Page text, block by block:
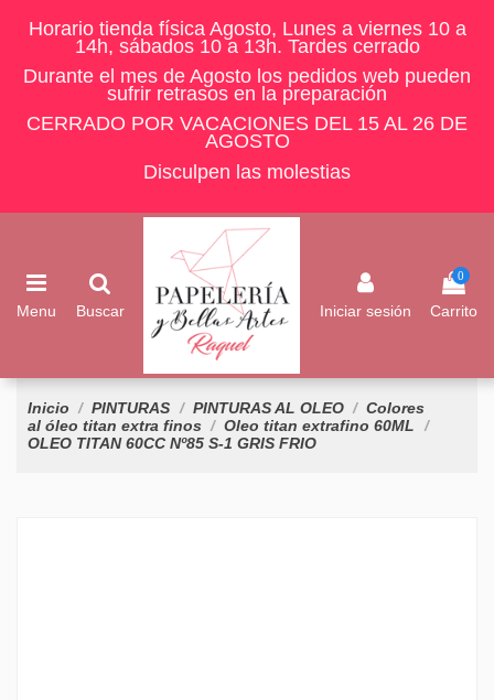
Horario tienda física Agosto, Lunes a viernes 10 a
14h, sábados 10 a 13h. Tardes cerrado
Durante el mes de Agosto los pedidos web pueden
sufrir retrasos en la preparación
CERRADO POR VACACIONES DEL 15 AL 26 DE
AGOSTO
Disculpen las molestias
Menu Buscar Iniciar sesión
0
Carrito
Inicio PINTURAS PINTURAS AL OLEO
Colores
al óleo titan extra finos
Oleo titan extrafino 60ML
OLEO TITAN 60CC Nº85 S-1 GRIS FRIO